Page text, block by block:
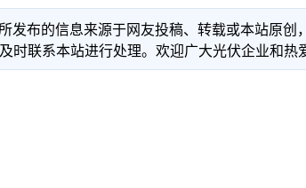
发布的信息来源于网友投稿、转载或本站原
联系本站进行处理。欢迎广大光伏企业和热